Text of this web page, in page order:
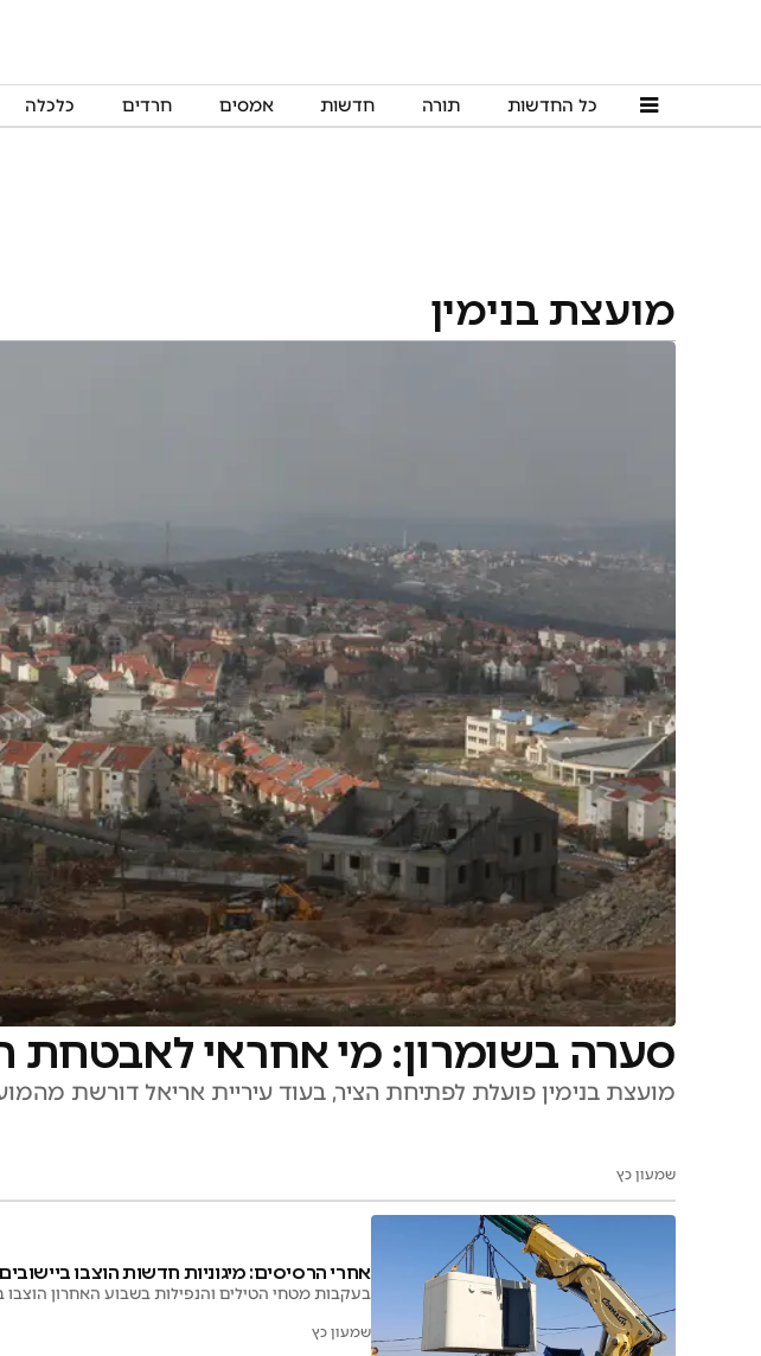
כל החדשות תורה חדשות אמסים חרדים כלכלה
מועצת בנימין
סערה בשומרון: מי אחראי לאבטחת
מועצת בנימין פועלת לפתיחת הציר, בעוד עיריית אריאל דורשת
שמעון כץ
אחרי הרסיסים: מיגוניות חדשות הוצבו ביישובים
בעקבות מטחי הטילים והנפילות בשבוע האחרון הוצבו
שמעון כץ